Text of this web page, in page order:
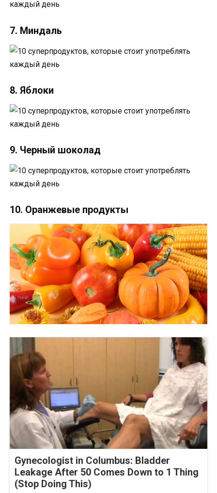
7. Миндаль
8. Яблоки
9. Черный шоколад
10. Оранжевые продукты
Gynecologist in Columbus: Bladder
Leakage After 50 Comes Down to 1 Thing
(Stop Doing This)